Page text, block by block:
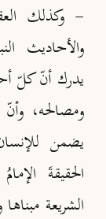
- وكذلك
والأحاديث
يدرك أنّ كلّ
ومصالحه، وأنّ
يضمن
الحقيقةَ
الشريعة